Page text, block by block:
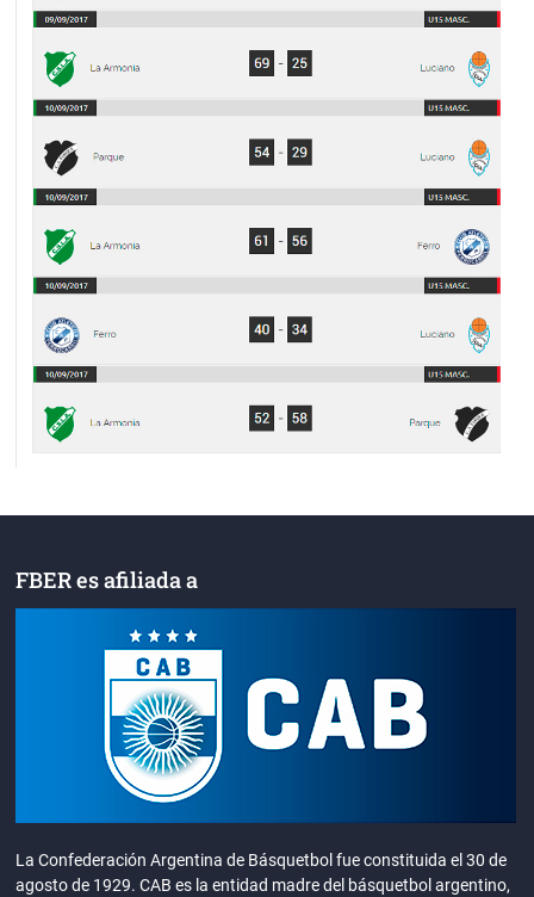
FBER es afiliada a
La Confederación Argentina de Básquetbol fue constituida el 30 de
agosto de 1929. CAB es la entidad madre del básquetbol argentino,